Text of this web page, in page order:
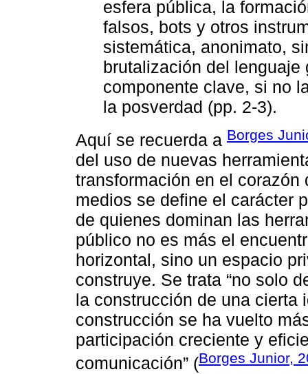
esfera pública, la
falsos, bots y otros
sistemática, anonimato,
brutalización del
componente clave, si no
la posverdad (pp. 2-3).
Aquí se recuerda a Borges
del uso de nuevas
transformación en el
medios se define el carácter
de quienes dominan las
público no es más el
horizontal, sino un espacio
construye. Se trata “no solo
la construcción de una cierta
construcción se ha vuelto
participación creciente y
comunicación” (Borges Junior,